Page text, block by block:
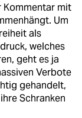
Kommentar mit
Um
als
welches
geht es ja
Verbote
gehandelt,
Schranken